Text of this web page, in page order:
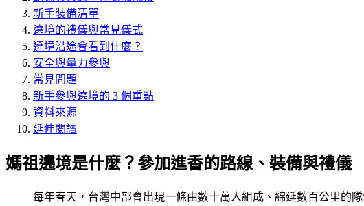
新手裝備清單
遶境的禮儀與常見儀式
遶境沿途會看到什麼？
安全與量力參與
常見問題
新手參與遶境的 3 個重點
資料來源
延伸閱讀
媽祖遶境是什麼？參加進香的路線、裝備與禮儀
每年春天，台灣中部會出現一條由數十萬人組成、綿延數百公里的